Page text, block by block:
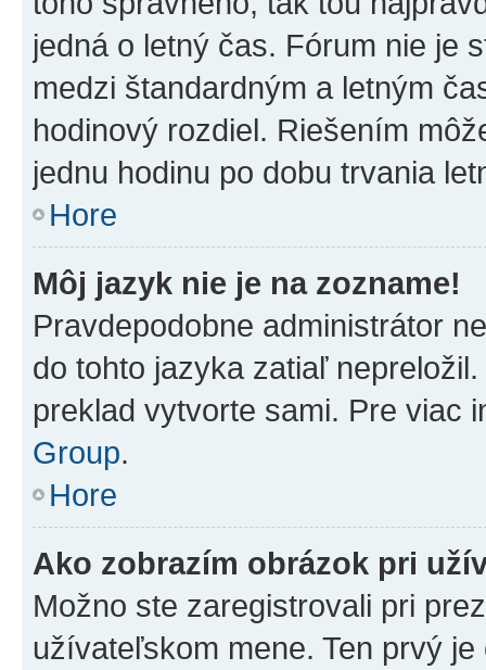
jedná o letný čas. Fórum nie je
medzi štandardným a letným
hodinový rozdiel. Riešením
jednu hodinu po dobu trvania
Hore
Môj jazyk nie je na zozname!
Pravdepodobne administrátor
do tohto jazyka zatiaľ
preklad vytvorte sami. Pre viac
Group.
Hore
Ako zobrazím obrázok pri
Možno ste zaregistrovali pri
užívateľskom mene. Ten prvý